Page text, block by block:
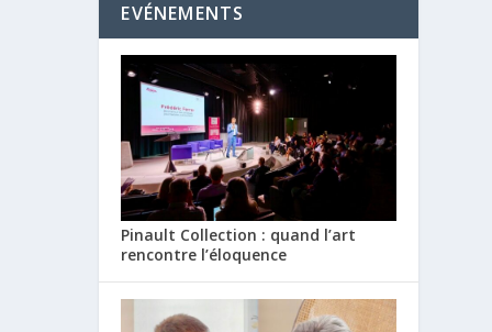
EVÉNEMENTS
Pinault Collection : quand l’art
rencontre l’éloquence